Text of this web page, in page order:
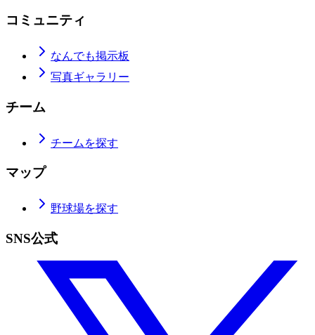
コミュニティ
なんでも掲示板
写真ギャラリー
チーム
チームを探す
マップ
野球場を探す
SNS公式